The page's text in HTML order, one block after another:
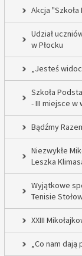
Akcja "Szkoła
Udział
w Płocku
„Jesteś
Szkoła
- III miejsce
Bądźmy
Niezwykłe
Leszka
Wyjątkowe
Tenisie
XXIII
„Co nam dają